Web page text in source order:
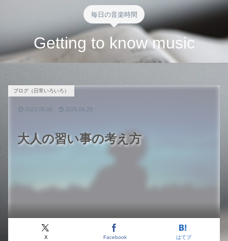
毎日の音楽時間
Getting to know music
大人の習い事の考え方
ブログ（日常いろいろ）
X Facebook はてブ
2023.08.06 2025.06.29